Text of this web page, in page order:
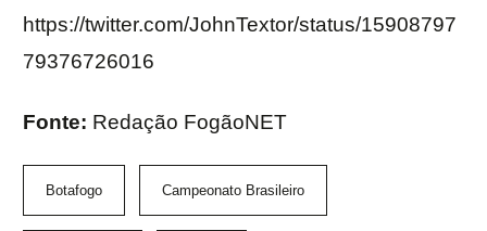
https://twitter.com/JohnTextor/status/15908797
79376726016
Fonte: Redação FogãoNET
Botafogo Campeonato Brasileiro